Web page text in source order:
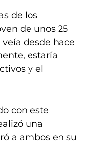
de los
de unos 25
desde hace
estaría
y el
con este
una
a ambos en su